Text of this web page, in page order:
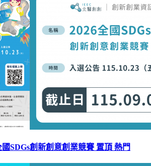
國SDGs創新創意創業競賽 置頂 熱門